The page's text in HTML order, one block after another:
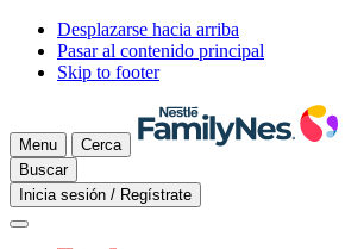
Desplazarse hacia arriba
Pasar al contenido principal
Skip to footer
Menu
Cerca
Buscar
Inicia sesión / Regístrate